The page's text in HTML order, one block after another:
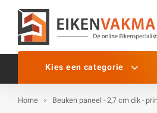
Kies een categorie
Home Beuken paneel - 2,7 cm dik -